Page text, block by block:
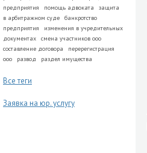
предприятия
помощь адвоката
защита
в арбитражном суде
банкротство
предприятия
изменения в учредительных
документах
смена участников ооо
составление договора
перерегистрация
ооо
развод раздел имущества
Все теги
Заявка на юр. услугу